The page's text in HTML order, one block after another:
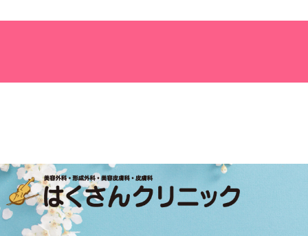
目もと 胸
診療科目一覧
ブログサンプル5